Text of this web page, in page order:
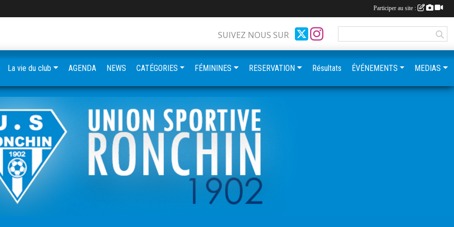
SUIVEZ NOUS SUR
La vie du club AGENDA NEWS CATÉGORIES FÉMININES RESERVATION Résultats ÉVÉNEMENTS MEDIAS
Participer au site :